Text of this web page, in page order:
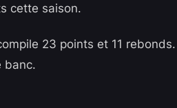
cette saison.
23 points et 11
banc.